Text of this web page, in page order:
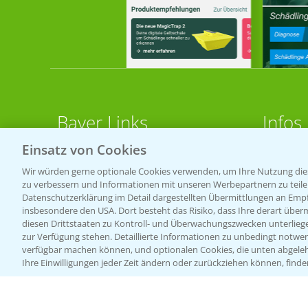
Bayer Links
Bayer Global
Bayer CropScience World
Bayer Karriere
Bayer CropScience Austria
Bayer CropScience Schweiz
Presse
Infos
Apps
Einsatz von Cookies
Wir würden gerne optionale Cookies verwenden, um Ihre Nutzung
zu verbessern und Informationen mit unseren Werbepartnern zu
Datenschutzerklärung im Detail dargestellten Übermittlungen an
insbesondere den USA. Dort besteht das Risiko, dass Ihre derart
diesen Drittstaaten zu Kontroll- und Überwachungszwecken
zur Verfügung stehen. Detaillierte Informationen zu unbedingt
verfügbar machen können, und optionalen Cookies, die unten
Ihre Einwilligungen jeder Zeit ändern oder zurückziehen können,